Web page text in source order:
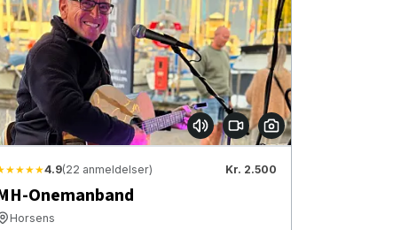
4.9(22 anmeldelser) Kr. 2.500
Onemanband
Horsens